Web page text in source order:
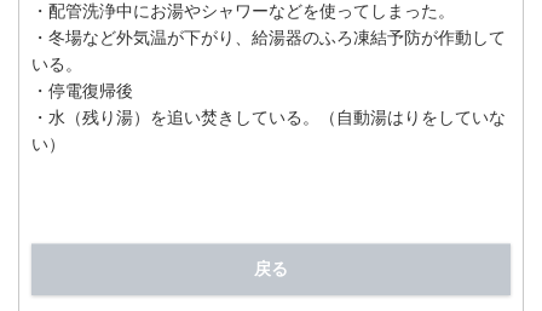
・配管洗浄中にお湯やシャワーなどを使ってしまった。
・冬場など外気温が下がり、給湯器のふろ凍結予防が作動して
いる。
・停電復帰後
・水（残り湯）を追い焚きしている。（自動湯はりをしていな
い）
戻る